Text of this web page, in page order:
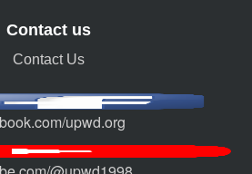
Contact us
Contact Us
upwd.org